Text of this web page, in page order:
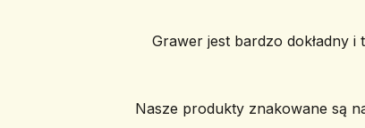
Grawer jest bardzo dokładny
Nasze produkty znakowane są